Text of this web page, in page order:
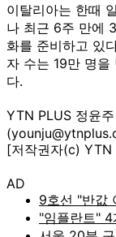
이탈리아는 한때
나 최근 6주 만에
화를 준비하고 있
자 수는 19만 명
다.
YTN PLUS 정윤
[저작권자(c) YTN
AD